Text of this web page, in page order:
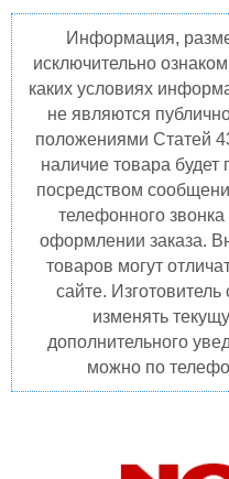
Информация,
исключительно
каких условиях
не являются
положениями Статей
наличие товара
посредством
телефонного
оформлении заказа.
товаров могут
сайте.
изменять
дополнительного
можно по